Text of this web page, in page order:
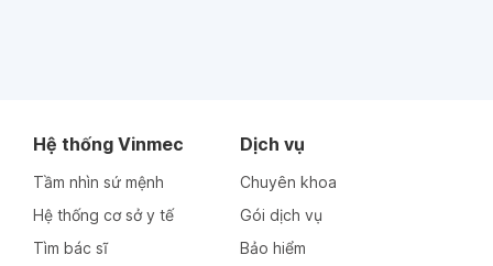
Hệ thống Vinmec
Tầm nhìn sứ mệnh
Hệ thống cơ sở y tế
Tìm bác sĩ
Dịch vụ
Chuyên khoa
Gói dịch vụ
Bảo hiểm